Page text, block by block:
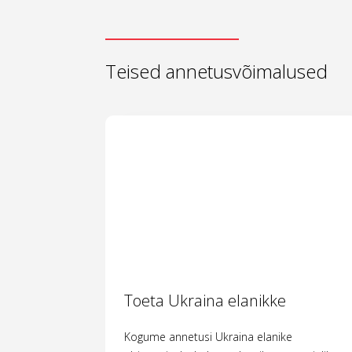
Teised annetusvõimalused
Toeta Ukraina elanikke
Kogume annetusi Ukraina elanike